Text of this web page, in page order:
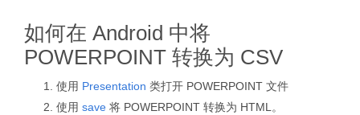
如何在 Android 中将
POWERPOINT 转换为 CSV
使用 Presentation 类打开 POWERPOINT 文件
使用 save 将 POWERPOINT 转换为 HTML。